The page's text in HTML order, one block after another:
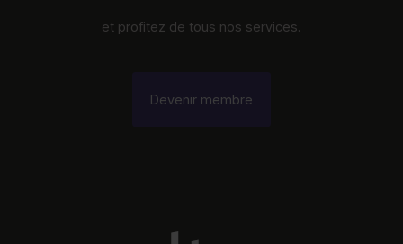
et profitez de tous nos services.
Devenir membre